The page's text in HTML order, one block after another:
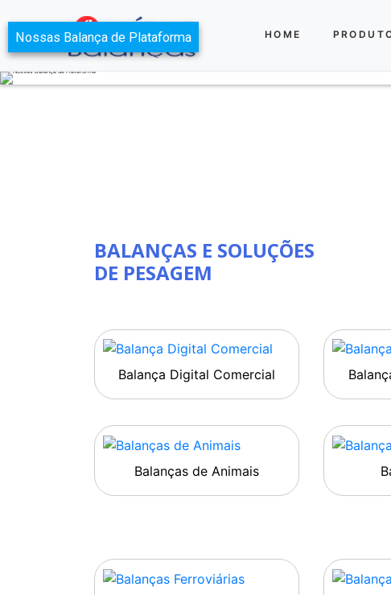
HOME
BALANÇAS E SOLUÇÕES
DE PESAGEM
Balança Digital Comercial
Balanças de Animais